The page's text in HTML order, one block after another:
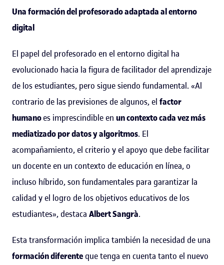
Una formación del profesorado adaptada al entorno
digital
El papel del profesorado en el entorno digital ha
evolucionado hacia la figura de facilitador del aprendizaje
de los estudiantes, pero sigue siendo fundamental. «Al
contrario de las previsiones de algunos, el factor
humanoes imprescindible en un contexto cada vez más
mediatizado por datos y algoritmos. El
acompañamiento, el criterio y el apoyo que debe facilitar
un docente en un contexto de educación en línea, o
incluso híbrido, son fundamentales para garantizar la
calidad y el logro de los objetivos educativos de los
estudiantes», destaca Albert Sangrà.
Esta transformación implica también la necesidad de una
formación diferente que tenga en cuenta tanto el nuevo